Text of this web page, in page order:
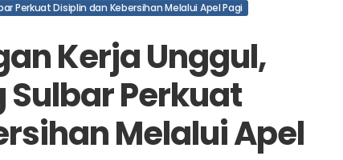
Perkuat Disiplin dan Kebersihan Melalui Apel Pagi
Kerja Unggul,
Perkuat
Melalui Apel